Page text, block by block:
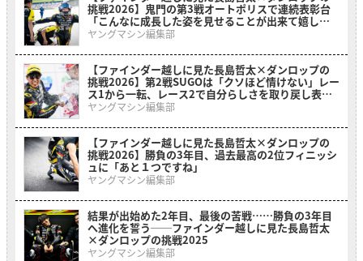
挑戦2026】鬼門の第3戦オートポリスで連続表彰台
「こんなに成長した姿を見せることが出来て嬉し
い」
ヤングマシン編集部
【ファインダー越しに見た長島哲太×ダンロップの
挑戦2026】第2戦SUGOは「クソほど情けない」レー
ス1から一転、レース2で自分らしさを取り戻し表彰
台に
ヤングマシン編集部
【ファインダー越しに見た長島哲太×ダンロップの
挑戦2026】勝負の3年目、過去最高の2位フィニッシ
ュに「あと１つですね」
ヤングマシン編集部
結果が出始めた2年目、最後の苦戦……勝負の3年目
へ進化を誓う──ファインダー越しに見た長島哲太
×ダンロップの挑戦2025
ヤングマシン編集部